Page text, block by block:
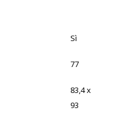
Sì
77
83,4 x
93